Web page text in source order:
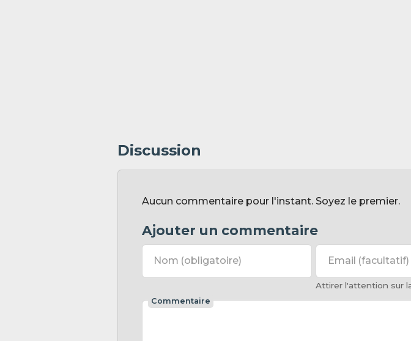
Discussion
Aucun commentaire pour l'instant. Soyez le premier.
Ajouter un commentaire
Nom (obligatoire) Email (facultatif)
Attirer l'attention sur
Commentaire